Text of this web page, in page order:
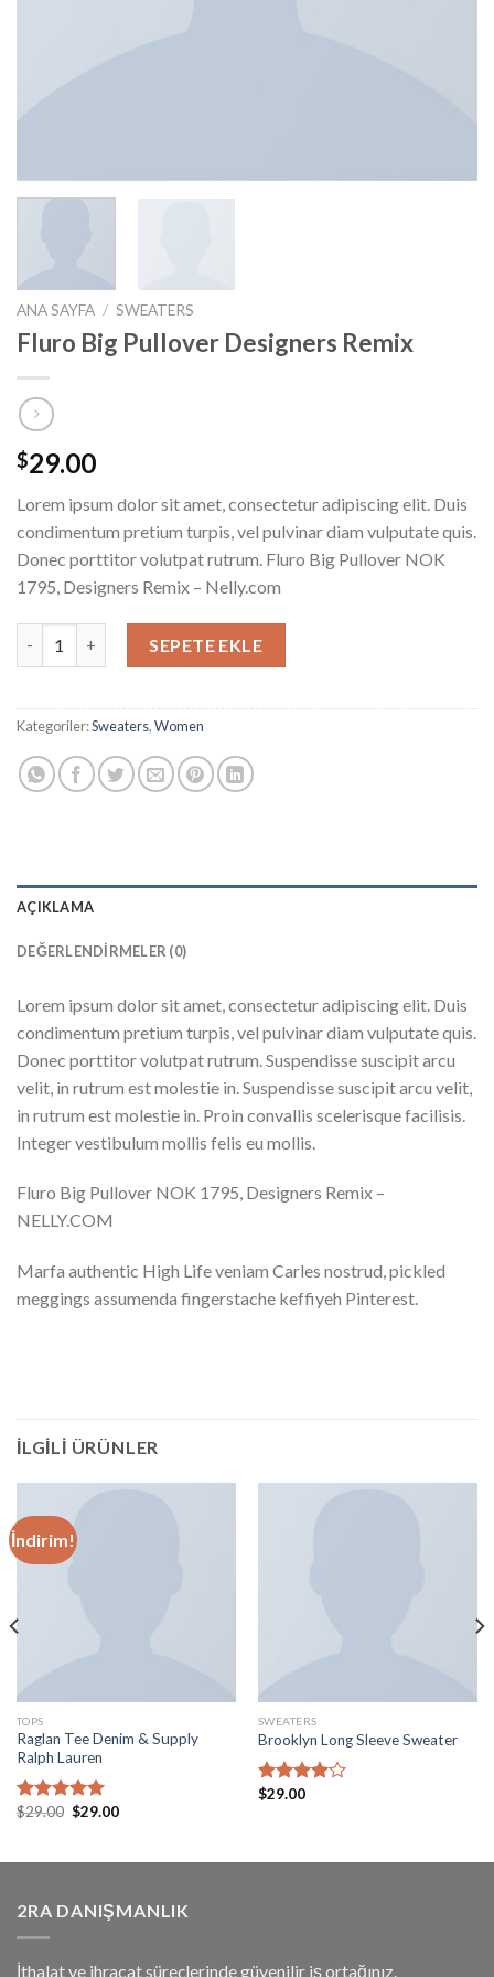
ANA SAYFA / SWEATERS
Fluro Big Pullover Designers Remix
$29.00
Lorem ipsum dolor sit amet, consectetur adipiscing elit. Duis
condimentum pretium turpis, vel pulvinar diam vulputate quis.
Donec porttitor volutpat rutrum. Fluro Big Pullover NOK
1795, Designers Remix – Nelly.com
SEPETE EKLE
Kategoriler:Sweaters,Women
AÇIKLAMA
DEĞERLENDIRMELER (0)
Lorem ipsum dolor sit amet, consectetur adipiscing elit. Duis
condimentum pretium turpis, vel pulvinar diam vulputate quis.
Donec porttitor volutpat rutrum. Suspendisse suscipit arcu
velit, in rutrum est molestie in. Suspendisse suscipit arcu velit,
in rutrum est molestie in. Proin convallis scelerisque facilisis.
Integer vestibulum mollis felis eu mollis.
Fluro Big Pullover NOK 1795, Designers Remix –
NELLY.COM
Marfa authentic High Life veniam Carles nostrud, pickled
meggings assumenda fingerstache keffiyeh Pinterest.
İLGILI ÜRÜNLER
İndirim!
TOPS
Raglan Tee Denim & Supply
Ralph Lauren
5 üzerinden
$29.00 Orijinal
$29.00Şu
SWEATERS
Brooklyn Long Sleeve Sweater
5
$29.00
2RA DANIŞMANLIK
İthalat ve ihracat süreçlerinde güvenilir iş ortağınız.